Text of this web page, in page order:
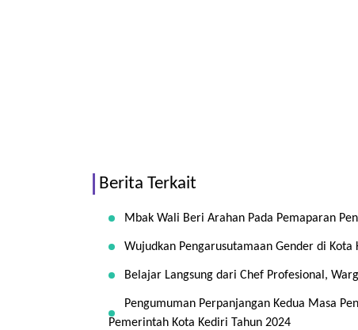
Berita Terkait
Mbak Wali Beri Arahan Pada Pemaparan
Wujudkan Pengarusutamaan Gender di
Belajar Langsung dari Chef Profesional,
Pengumuman Perpanjangan Kedua Masa
Pemerintah Kota Kediri Tahun 2024